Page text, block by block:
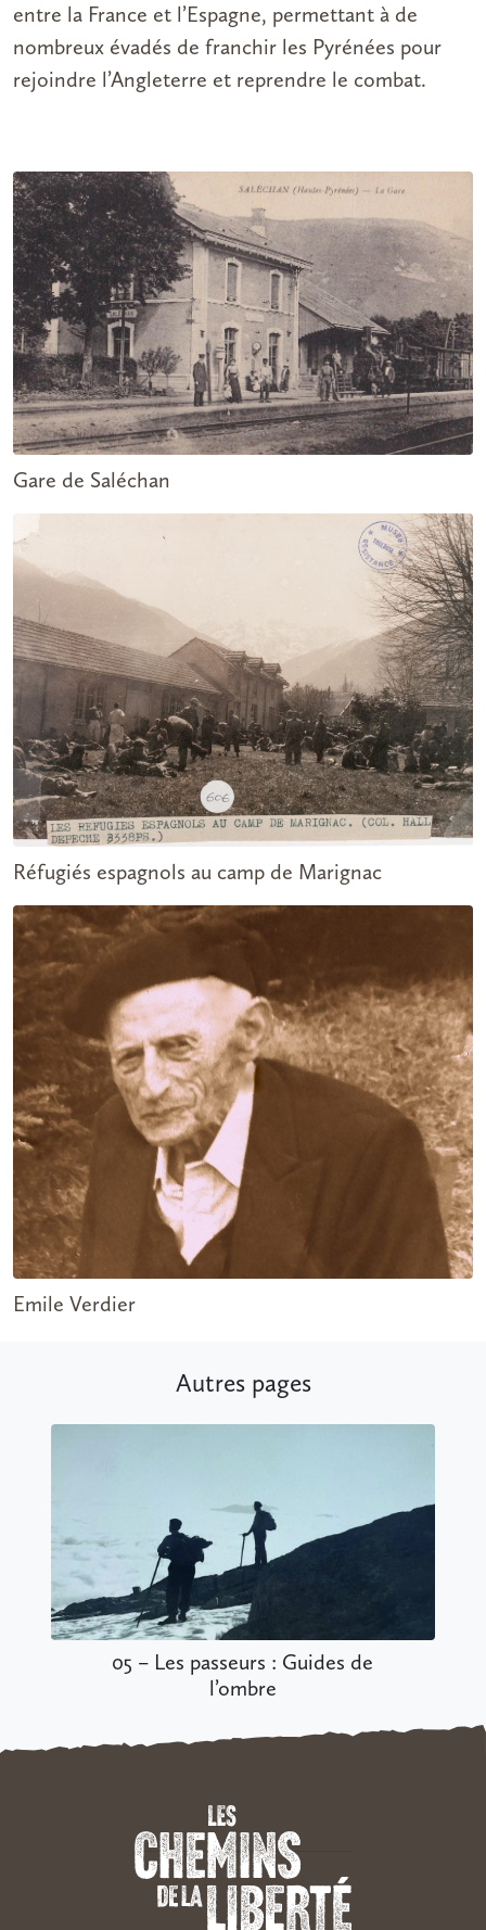
entre la France et l’Espagne, permettant à de
nombreux évadés de franchir les Pyrénées pour
rejoindre l’Angleterre et reprendre le combat.
Gare de Saléchan
Réfugiés espagnols au camp de Marignac
Emile Verdier
Autres pages
06 – Une étoile dans la nuit